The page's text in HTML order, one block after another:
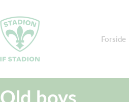
Forside
Old boys